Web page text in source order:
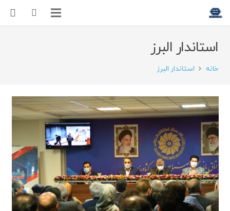
استاندار البرز
خانه استاندار البرز